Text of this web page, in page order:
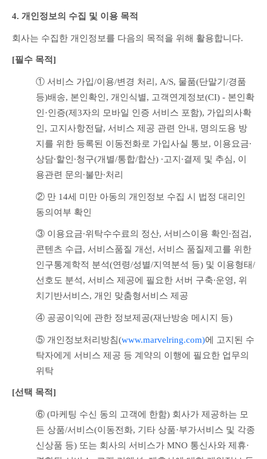
4. 개인정보의 수집 및 이용 목적
회사는 수집한 개인정보를 다음의 목적을 위해 활용합니다.
[필수 목적]
① 서비스 가입/이용/변경 처리, A/S, 물품(단말기/경품
등)배송, 본인확인, 개인식별, 고객연계정보(CI) - 본인확
인·인증(제3자의 모바일 인증 서비스 포함), 가입의사확
인, 고지사항전달, 서비스 제공 관련 안내, 명의도용 방
지를 위한 등록된 이동전화로 가입사실 통보, 이용요금∙
상담∙할인∙청구(개별/통합/합산) ∙고지∙결제 및 추심, 이
용관련 문의∙불만∙처리
② 만 14세 미만 아동의 개인정보 수집 시 법정 대리인
동의여부 확인
③ 이용요금∙위탁수수료의 정산, 서비스이용 확인∙점검,
콘텐츠 수급, 서비스품질 개선, 서비스 품질제고를 위한
인구통계학적 분석(연령/성별/지역분석 등) 및 이용형태/
선호도 분석, 서비스 제공에 필요한 서버 구축∙운영, 위
치기반서비스, 개인 맞춤형서비스 제공
④ 공공이익에 관한 정보제공(재난방송 메시지 등)
⑤ 개인정보처리방침(www.marvelring.com)에 고지된 수
탁자에게 서비스 제공 등 계약의 이행에 필요한 업무의
위탁
[선택 목적]
⑥ (마케팅 수신 동의 고객에 한함) 회사가 제공하는 모
든 상품/서비스(이동전화, 기타 상품·부가서비스 및 각종
신상품 등) 또는 회사의 서비스가 MNO 통신사와 제휴·